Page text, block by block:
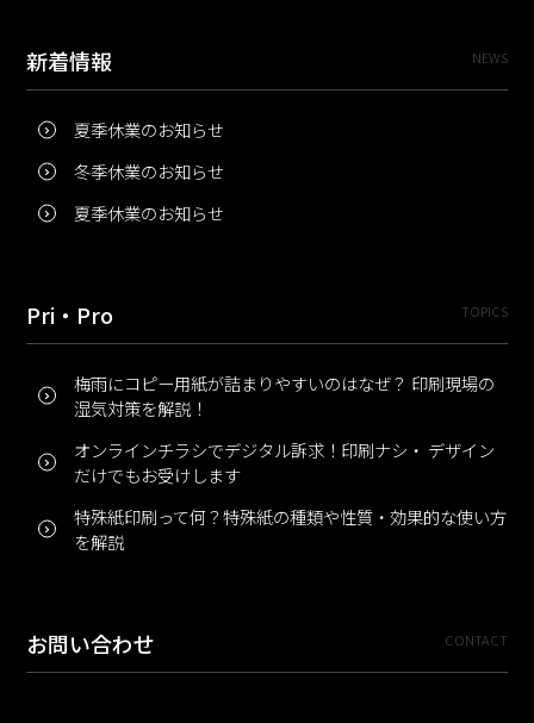
新着情報 NEWS
夏季休業のお知らせ
冬季休業のお知らせ
夏季休業のお知らせ
Pri・Pro TOPICS
梅雨にコピー用紙が詰まりやすいのはなぜ？ 印刷現場の
湿気対策を解説！
オンラインチラシでデジタル訴求！印刷ナシ・ デザイン
だけでもお受けします
特殊紙印刷って何？特殊紙の種類や性質・効果的な使い方
を解説
お問い合わせ CONTACT